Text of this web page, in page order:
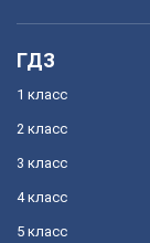
ГДЗ
1 класс
2 класс
3 класс
4 класс
5 класс